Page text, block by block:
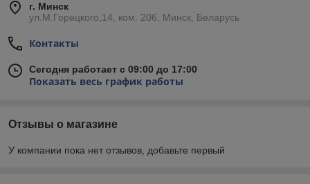
г. Минск
ул.М.Горецкого,14, ком. 206, Минск, Беларусь
Контакты
Сегодня работает с 09:00 до 17:00
Показать весь график работы
Отзывы о магазине
У компании пока нет отзывов, добавьте первый